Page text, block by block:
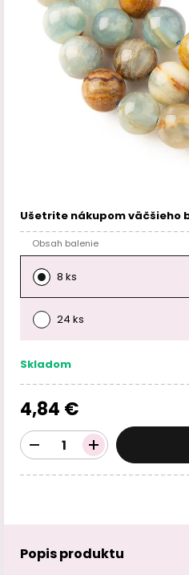
Ušetrite nákupom väčšieho
Obsah balenie
8 ks
24 ks
Skladom
4,84 €
Popis produktu